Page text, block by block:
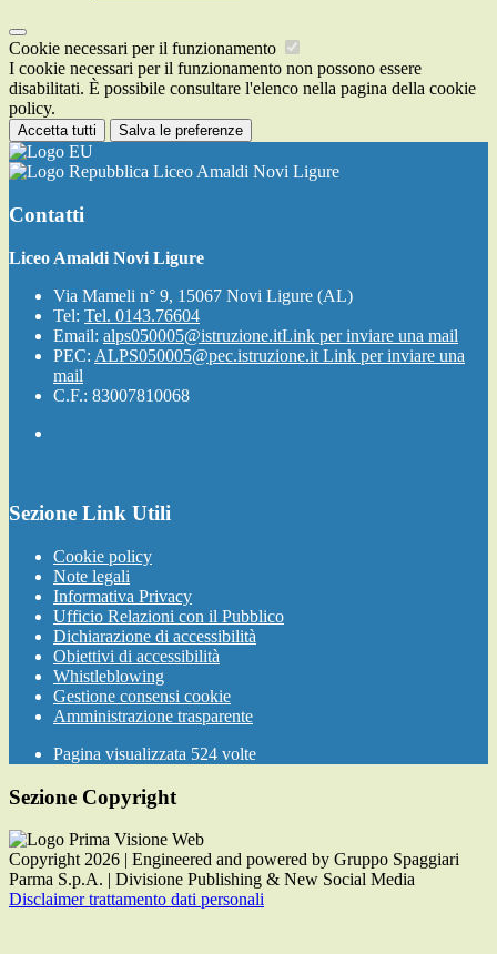
Cookie necessari per il funzionamento
I cookie necessari per il funzionamento non possono essere
disabilitati. È possibile consultare l'elenco nella pagina della cookie
policy.
Accetta tutti Salva le preferenze
Liceo Amaldi Novi Ligure
Contatti
Liceo Amaldi Novi Ligure
Via Mameli n° 9, 15067 Novi Ligure (AL)
Tel: Tel. 0143.76604
Email: alps050005@istruzione.itLink per inviare una mail
PEC: ALPS050005@pec.istruzione.it Link per inviare una
mail
C.F.: 83007810068
Sezione Link Utili
Cookie policy
Note legali
Informativa Privacy
Ufficio Relazioni con il Pubblico
Dichiarazione di accessibilità
Obiettivi di accessibilità
Whistleblowing
Gestione consensi cookie
Amministrazione trasparente
Pagina visualizzata 524 volte
Sezione Copyright
Copyright 2026 | Engineered and powered by Gruppo Spaggiari
Parma S.p.A. | Divisione Publishing & New Social Media
Disclaimer trattamento dati personali